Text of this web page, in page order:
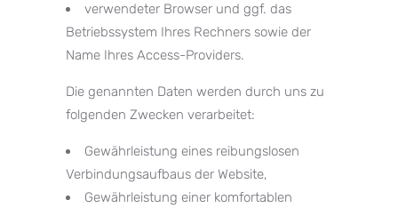
verwendeter Browser und ggf. das
Betriebssystem Ihres Rechners sowie der
Name Ihres Access-Providers.
Die genannten Daten werden durch uns zu
folgenden Zwecken verarbeitet:
Gewährleistung eines reibungslosen
Verbindungsaufbaus der Website,
Gewährleistung einer komfortablen